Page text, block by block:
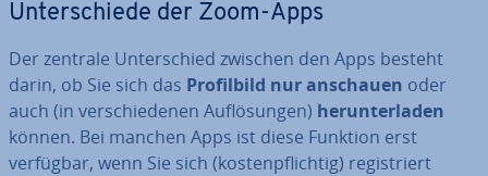
Un­ter­schie­de der Zoom-Apps
Der zentrale Un­ter­schied zwischen den Apps besteht
darin, ob Sie sich das Pro­fil­bild nur anschauen oder
auch (in ver­schie­de­nen Auf­lö­sun­gen) her­un­ter­la­den
können. Bei manchen Apps ist diese Funktion erst
verfügbar, wenn Sie sich (kos­ten­pflich­tig) re­gis­triert